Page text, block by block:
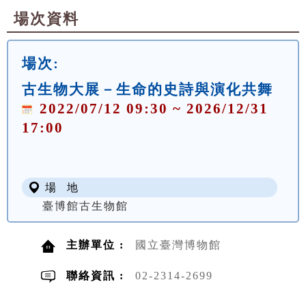
場次資料
場次:
古生物大展－生命的史詩與演化共舞
2022/07/12 09:30 ~ 2026/12/31
17:00
場 地
臺博館古生物館
主辦單位 : 國立臺灣博物館
聯絡資訊 : 02-2314-2699